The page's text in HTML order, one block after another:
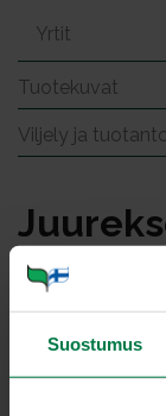
Suostumus
Yrtit
Tuotekuvat
Viljely ja